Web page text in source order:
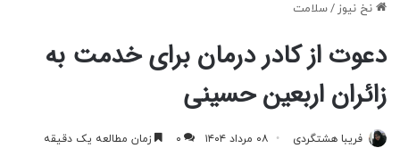
نخ نیوز /سلامت
دعوت از کادر درمان برای خدمت به
زائران اربعین حسینی
فریبا هشتگردی ۰۸ مرداد ۱۴۰۴ ۰ زمان مطالعه یک دقیقه